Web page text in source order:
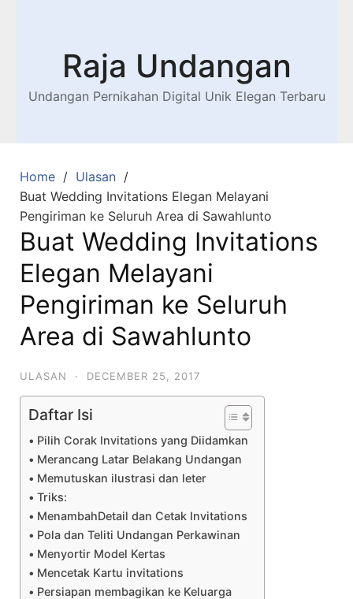
Raja Undangan
Undangan Pernikahan Digital Unik Elegan Terbaru
Home
Ulasan
Buat Wedding Invitations Elegan Melayani
Pengiriman ke Seluruh Area di Sawahlunto
Buat Wedding Invitations
Elegan Melayani
Pengiriman ke Seluruh
Area di Sawahlunto
ULASAN · DECEMBER 25, 2017
Daftar Isi
Pilih Corak Invitations yang Diidamkan
Merancang Latar Belakang Undangan
Memutuskan ilustrasi dan leter
Triks:
MenambahDetail dan Cetak Invitations
Pola dan Teliti Undangan Perkawinan
Menyortir Model Kertas
Mencetak Kartu invitations
Persiapan membagikan ke Keluarga